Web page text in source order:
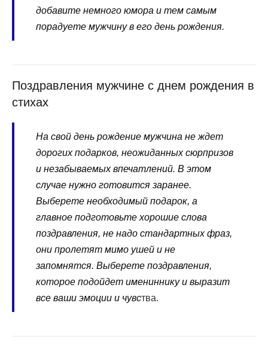
добавите немного юмора и тем самым
порадуете мужчину в его день рождения.
Поздравления мужчине с днем рождения в
стихах
На свой день рождение мужчина не ждет
дорогих подарков, неожиданных сюрпризов
и незабываемых впечатлений. В этом
случае нужно готовится заранее.
Выберете необходимый подарок, а
главное подготовьте хорошие слова
поздравления, не надо стандартных фраз,
они пролетят мимо ушей и не
запомнятся. Выберете поздравления,
которое подойдет имениннику и выразит
все ваши эмоции и чувства.